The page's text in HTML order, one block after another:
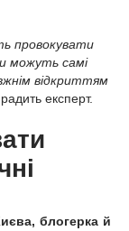
провокувати
можуть самі
відкриттям
експерт.
блогерка й